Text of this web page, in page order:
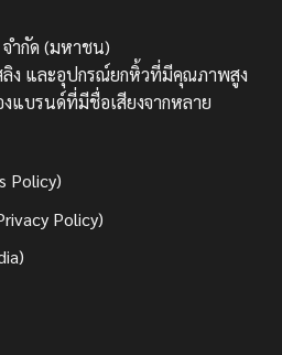
ำกัด (มหาชน)
ลิง และอุปกรณ์ยกหิ้วที่มีคุณภาพสูง
บรนด์ที่มีชื่อเสียงจากหลาย
Policy)
Policy)